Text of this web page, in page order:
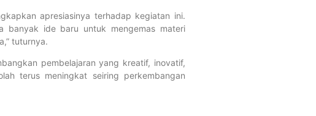
apresiasinya terhadap kegiatan ini.
banyak ide baru untuk mengemas materi
tuturnya.
pembelajaran yang kreatif, inovatif,
terus meningkat seiring perkembangan